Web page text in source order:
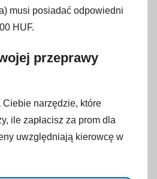
musi posiadać odpowiedni
HUF.
przeprawy
narzędzie, które
ile zapłacisz za prom dla
uwzględniają kierowcę w